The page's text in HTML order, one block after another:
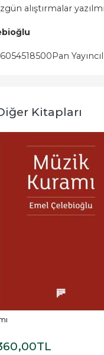
alıştırmalar
Pan
Kitapları
,00TL